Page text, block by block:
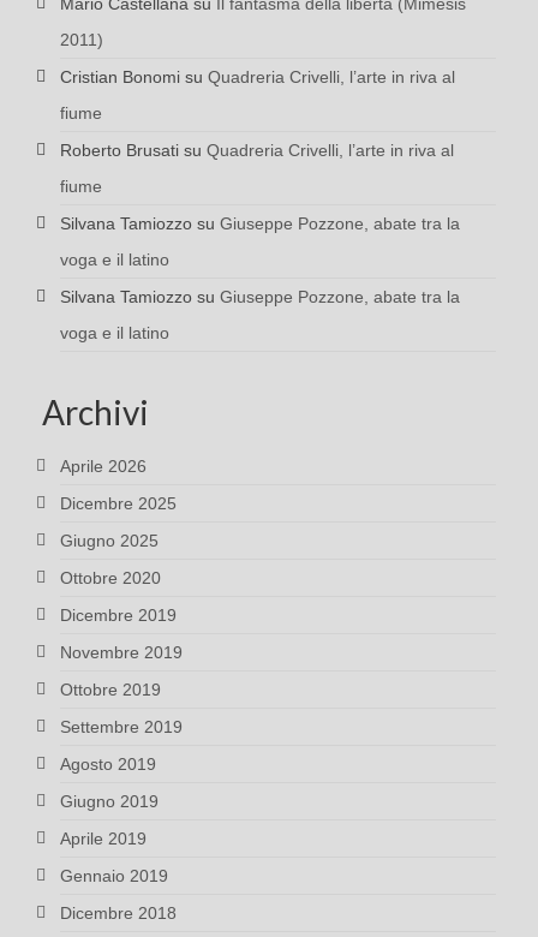
Mario Castellana su
Il fantasma della libertà (Mimesis
2011)
Cristian Bonomi su Quadreria Crivelli, l’arte in riva al
fiume
Roberto Brusati su Quadreria Crivelli, l’arte in riva al
fiume
Silvana Tamiozzo su Giuseppe Pozzone, abate tra la
voga e il latino
Silvana Tamiozzo su Giuseppe Pozzone, abate tra la
voga e il latino
Archivi
Aprile 2026
Dicembre 2025
Giugno 2025
Ottobre 2020
Dicembre 2019
Novembre 2019
Ottobre 2019
Settembre 2019
Agosto 2019
Giugno 2019
Aprile 2019
Gennaio 2019
Dicembre 2018